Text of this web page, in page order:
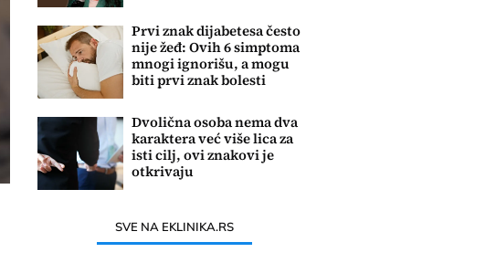
Prvi znak dijabetesa često
nije žeđ: Ovih 6 simptoma
mnogi ignorišu, a mogu
biti prvi znak bolesti
Dvolična osoba nema dva
karaktera već više lica za
isti cilj, ovi znakovi je
otkrivaju
SVE NA EKLINIKA.RS